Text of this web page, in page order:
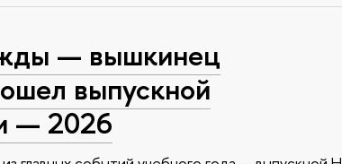
— вышкинец
выпускной
— 2026